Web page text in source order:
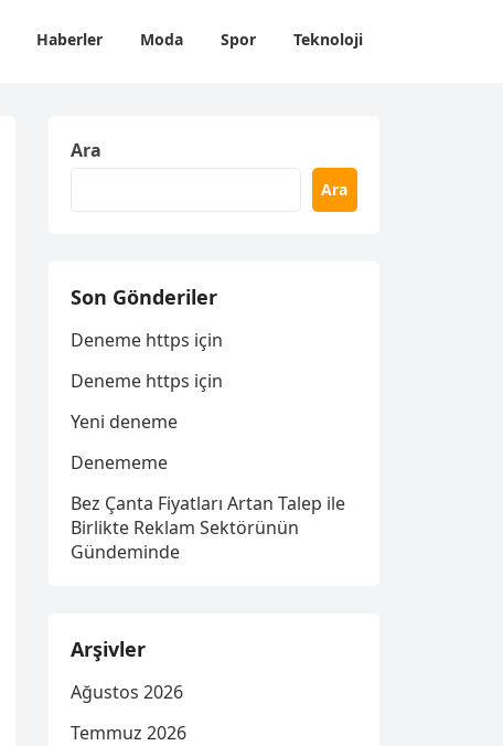
Haberler Moda Spor Teknoloji
Ara
Ara
Son Gönderiler
Deneme https için
Deneme https için
Yeni deneme
Denememe
Bez Çanta Fiyatları Artan Talep ile
Birlikte Reklam Sektörünün
Gündeminde
Arşivler
Ağustos 2026
Temmuz 2026